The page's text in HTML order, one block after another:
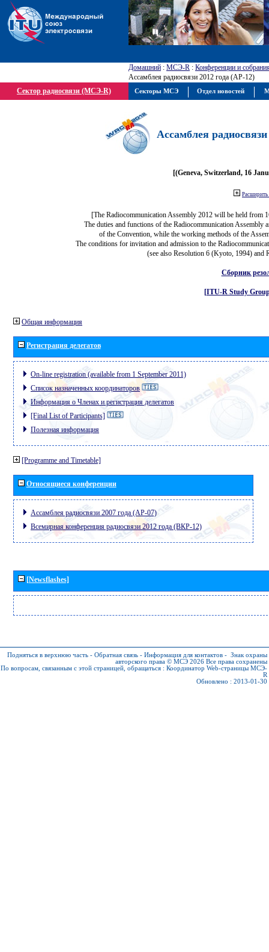
Домашний : МСЭ-R : Конференции и
Ассамблея радиосвязи 2012 года (АР-12)
Сектор радиосвязи (МСЭ-R)
Ассамблея
[(Geneva, Switzerland, 16
Расширить
[The Radiocommunication Assembly 2012 will be held from
The duties and functions of the Radiocommunication
of the Convention, while the working methods of the
The conditions for invitation and admission to the
(see also Resolution 6 (Kyoto, 1994) and
Сборник
[ITU-R Study
Общая информация
Регистрация делегатов
On-line registration (available from 1 September 2011)
Список назначенных координаторов
Информация о Членах и регистрация делегатов
[Final List of Participants]
Полезная информация
[Programme and Timetable]
Относящиеся конференции
Ассамблея радиосвязи 2007 года (АР-07)
Всемирная конференция радиосвязи 2012 года (ВКР-12)
[Newsflashes]
Подняться в верхнюю часть - Обратная связь - Информация для контактов - Знак охраны
авторского права © МСЭ 2026 Все права сохранены
По вопросам, связанным с этой страницей, обращаться : Координатор Web-страницы МСЭ-
R
Обновлено : 2013-01-30
Секторы МСЭ Отдел новостей